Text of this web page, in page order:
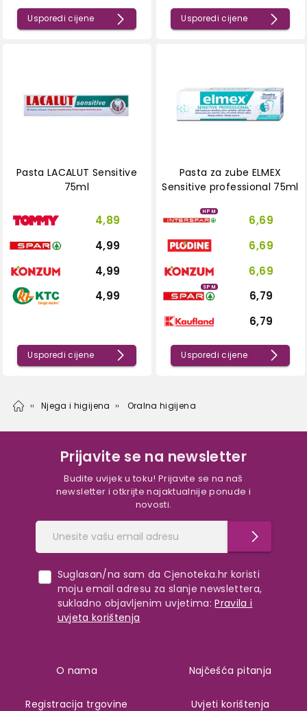
Usporedi cijene Usporedi cijene
Pasta LACALUT Sensitive
75ml
4,89
4,99
4,99
4,99
Usporedi cijene
Pasta za zube ELMEX
Sensitive professional 75ml
HPM
6,69
6,69
6,69
SPM
6,79
6,79
Usporedi cijene
Njega i higijena Oralna higijena
Prijavite se na newsletter
Budite uvijek u toku! Prijavite se na naš
newsletter i otkrijte najaktualnije ponude i
novosti.
Suglasan/na sam da Cjenoteka.hr koristi
moju email adresu za slanje newslettera,
sukladno objavljenim uvjetima: Pravila i
uvjeta korištenja
O nama
Registracija trgovine
Najčešća pitanja
Uvjeti korištenja